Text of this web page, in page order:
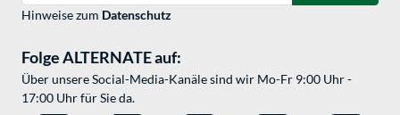
Hinweise zum Datenschutz
Folge ALTERNATE auf:
Über unsere Social-Media-Kanäle sind wir Mo-Fr 9:00 Uhr -
17:00 Uhr für Sie da.